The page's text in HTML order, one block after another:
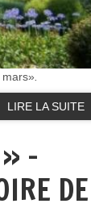
LIRE LA SUITE
–
DE